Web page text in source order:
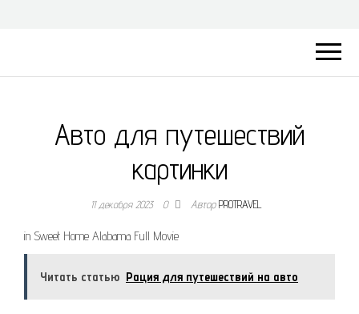
Авто для путешествий
картинки
11 декабря 2023 0 АвторPROTRAVEL
in Sweet Home Alabama Full Movie
Читать статью Рация для путешествий на авто